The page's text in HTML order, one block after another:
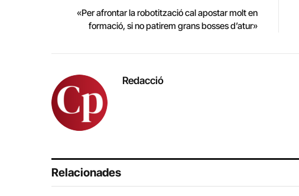
«Per afrontar la robotització cal apostar molt en
formació, si no patirem grans bosses d’atur»
Redacció
Relacionades